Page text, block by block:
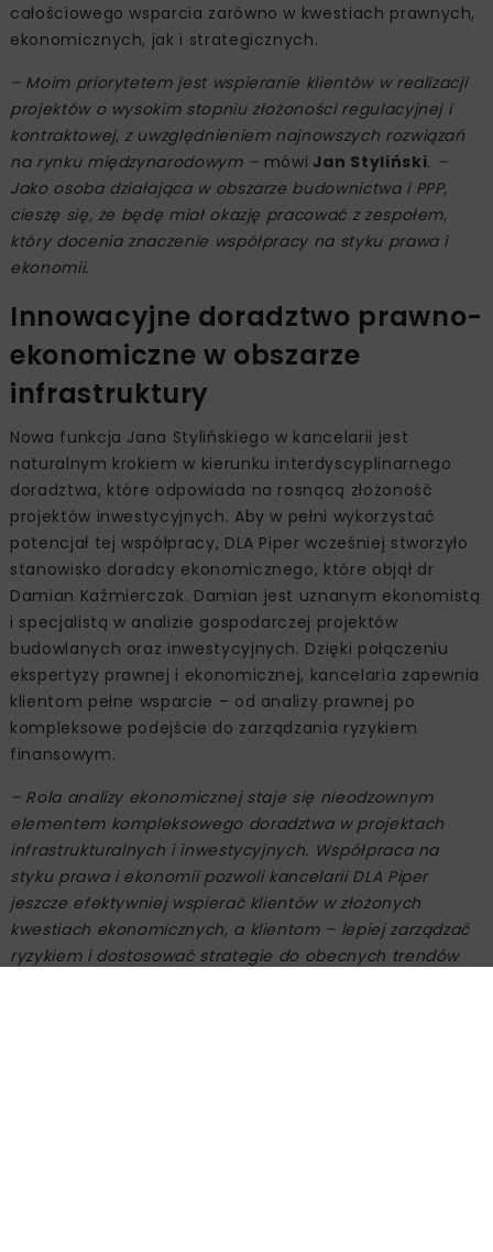
całościowego wsparcia zarówno w kwestiach prawnych,
ekonomicznych, jak i strategicznych.
– Moim priorytetem jest wspieranie klientów w realizacji
projektów o wysokim stopniu złożoności regulacyjnej i
kontraktowej, z uwzględnieniem najnowszych rozwiązań
na rynku międzynarodowym – mówi Jan Styliński. –
Jako osoba działająca w obszarze budownictwa i PPP,
cieszę się, że będę miał okazję pracować z zespołem,
który docenia znaczenie współpracy na styku prawa i
ekonomii.
Innowacyjne doradztwo prawno-
ekonomiczne w obszarze
infrastruktury
Nowa funkcja Jana Stylińskiego w kancelarii jest
naturalnym krokiem w kierunku interdyscyplinarnego
doradztwa, które odpowiada na rosnącą złożoność
projektów inwestycyjnych. Aby w pełni wykorzystać
potencjał tej współpracy, DLA Piper wcześniej stworzyło
stanowisko doradcy ekonomicznego, które objął dr
Damian Kaźmierczak. Damian jest uznanym ekonomistą
i specjalistą w analizie gospodarczej projektów
budowlanych oraz inwestycyjnych. Dzięki połączeniu
ekspertyzy prawnej i ekonomicznej, kancelaria zapewnia
klientom pełne wsparcie – od analizy prawnej po
kompleksowe podejście do zarządzania ryzykiem
finansowym.
– Rola analizy ekonomicznej staje się nieodzownym
elementem kompleksowego doradztwa w projektach
infrastrukturalnych i inwestycyjnych. Współpraca na
styku prawa i ekonomii pozwoli kancelarii DLA Piper
jeszcze efektywniej wspierać klientów w złożonych
kwestiach ekonomicznych, a klientom – lepiej zarządzać
ryzykiem i dostosować strategie do obecnych trendów